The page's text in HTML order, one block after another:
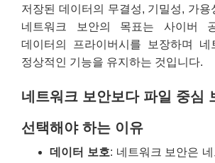
저장된 데이터의 무결성, 기밀성, 가용
네트워크 보안의 목표는 사이버
데이터의 프라이버시를 보장하며 네
정상적인 기능을 유지하는 것입니다.
네트워크 보안보다 파일 중심
선택해야 하는 이유
데이터 보호: 네트워크 보안은